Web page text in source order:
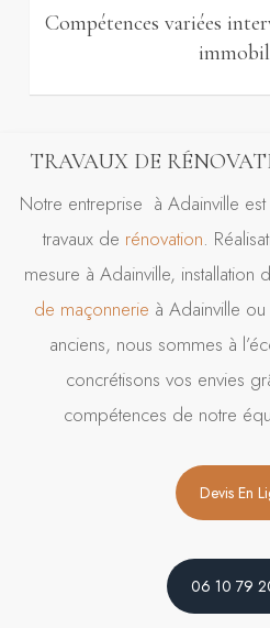
Compétences variées
TRAVAUX DE
Notre entreprise à Adainville
travaux de rénovation.
mesure à Adainville, installation
de maçonnerie à Adainville
anciens, nous sommes à
concrétisons vos envies
compétences de notre
Devis En
06 10 79